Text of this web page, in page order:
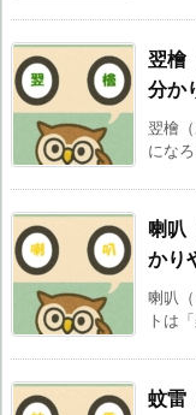
翌檜
分か
翌檜
にな
喇叭
かり
喇叭
トは
蚊雷